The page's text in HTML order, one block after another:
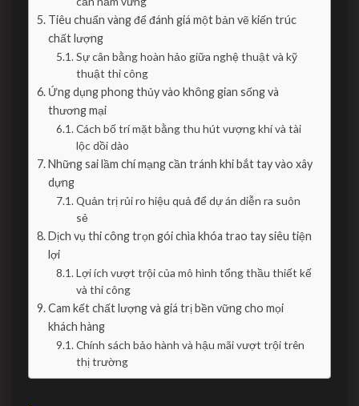
Tiêu chuẩn vàng để đánh giá một bản vẽ kiến trúc
chất lượng
Sự cân bằng hoàn hảo giữa nghệ thuật và kỹ
thuật thi công
Ứng dụng phong thủy vào không gian sống và
thương mại
Cách bố trí mặt bằng thu hút vượng khí và tài
lộc dồi dào
Những sai lầm chí mạng cần tránh khi bắt tay vào xây
dựng
Quản trị rủi ro hiệu quả để dự án diễn ra suôn
sẻ
Dịch vụ thi công trọn gói chìa khóa trao tay siêu tiện
lợi
Lợi ích vượt trội của mô hình tổng thầu thiết kế
và thi công
Cam kết chất lượng và giá trị bền vững cho mọi
khách hàng
Chính sách bảo hành và hậu mãi vượt trội trên
thị trường